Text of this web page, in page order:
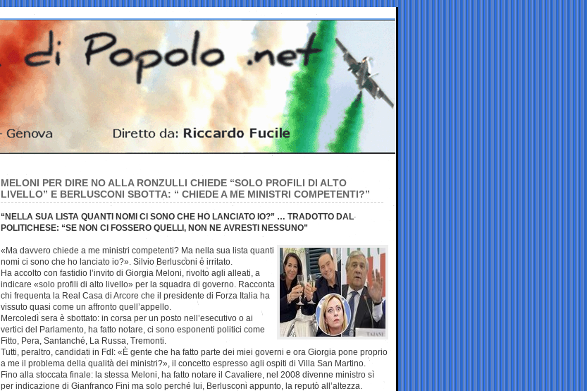
MELONI PER DIRE NO ALLA RONZULLI CHIEDE “SOLO PROFILI DI ALTO
LIVELLO” E BERLUSCONI SBOTTA: “ CHIEDE A ME MINISTRI COMPETENTI?”
“NELLA SUA LISTA QUANTI NOMI CI SONO CHE HO LANCIATO IO?” … TRADOTTO DAL
POLITICHESE: “SE NON CI FOSSERO QUELLI, NON NE AVRESTI NESSUNO”
«Ma davvero chiede a me ministri competenti? Ma nella sua lista quanti
nomi ci sono che ho lanciato io?». Silvio Berlusconi è irritato.
Ha accolto con fastidio l’invito di Giorgia Meloni, rivolto agli alleati, a
indicare «solo profili di alto livello» per la squadra di governo. Racconta
chi frequenta la Real Casa di Arcore che il presidente di Forza Italia ha
vissuto quasi come un affronto quell’appello.
Mercoledì sera è sbottato: in corsa per un posto nell’esecutivo o ai
vertici del Parlamento, ha fatto notare, ci sono esponenti politici come
Fitto, Pera, Santanché, La Russa, Tremonti.
Tutti, peraltro, candidati in FdI: «È gente che ha fatto parte dei miei governi e ora Giorgia pone proprio
a me il problema della qualità dei ministri?», il concetto espresso agli ospiti di Villa San Martino.
Fino alla stoccata finale: la stessa Meloni, ha fatto notare il Cavaliere, nel 2008 divenne ministro sì
per indicazione di Gianfranco Fini ma solo perché lui, Berlusconi appunto, la reputò all’altezza.